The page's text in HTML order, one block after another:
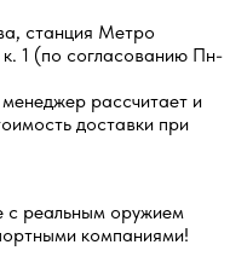
станция Метро
1 (по согласованию Пн-
рассчитает и
доставки при
с реальным оружием
компаниями!